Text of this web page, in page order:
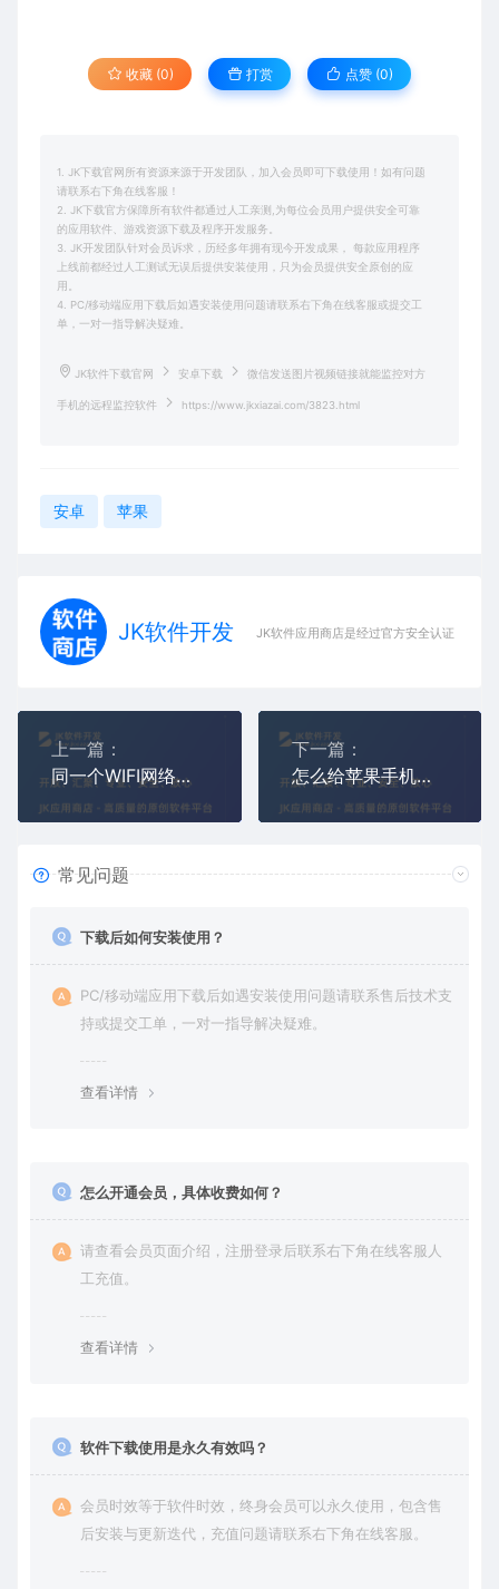
收藏 (0) 打赏 点赞 (0)
1. JK下载官网所有资源来源于开发团队，加入会员即可下载使用！如有问题
请联系右下角在线客服！
2. JK下载官方保障所有软件都通过人工亲测,为每位会员用户提供安全可靠
的应用软件、游戏资源下载及程序开发服务。
3. JK开发团队针对会员诉求，历经多年拥有现今开发成果， 每款应用程序
上线前都经过人工测试无误后提供安装使用，只为会员提供安全原创的应
用。
4. PC/移动端应用下载后如遇安装使用问题请联系右下角在线客服或提交工
单，一对一指导解决疑难。
JK软件下载官网 安卓下载 微信发送图片视频链接就能监控对方
手机的远程监控软件 https://www.jkxiazai.com/3823.html
安卓 苹果
JK软件开发 JK软件应用商店是经过官方安全认证，保障
上一篇：
同一个WIFI网络下监控对方手机(附近无线WIFI监控别人手机)
下一篇：
怎么给苹果手机安装监控同屏软件(远程实时监控苹果手机APP下载)
常见问题
下载后如何安装使用？
PC/移动端应用下载后如遇安装使用问题请联系售后技术支
持或提交工单，一对一指导解决疑难。
查看详情
怎么开通会员，具体收费如何？
请查看会员页面介绍，注册登录后联系右下角在线客服人
工充值。
查看详情
软件下载使用是永久有效吗？
会员时效等于软件时效，终身会员可以永久使用，包含售
后安装与更新迭代，充值问题请联系右下角在线客服。